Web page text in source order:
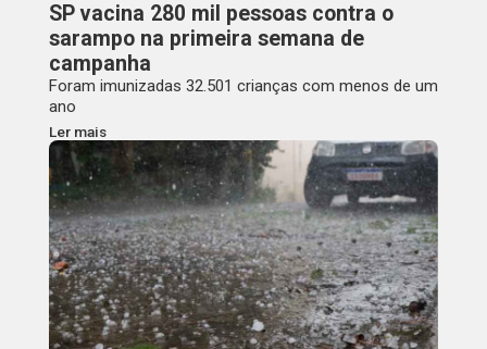
SP vacina 280 mil pessoas contra o
sarampo na primeira semana de
campanha
Foram imunizadas 32.501 crianças com menos de um
ano
Ler mais